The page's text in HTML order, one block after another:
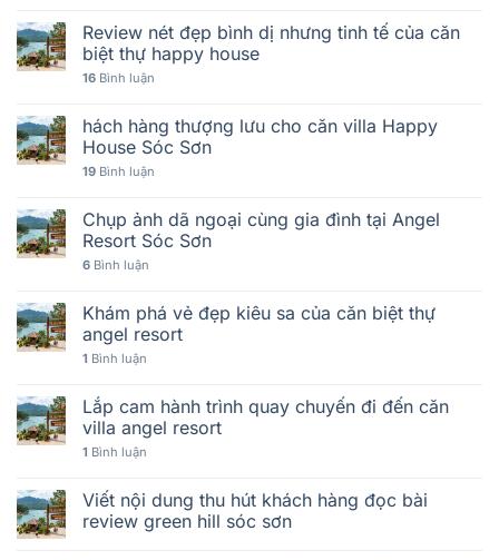
Review nét đẹp bình dị nhưng tinh tế của căn
biệt thự happy house
16 Bình luận
hách hàng thượng lưu cho căn villa Happy
House Sóc Sơn
19 Bình luận
Chụp ảnh dã ngoại cùng gia đình tại Angel
Resort Sóc Sơn
6 Bình luận
Khám phá vẻ đẹp kiêu sa của căn biệt thự
angel resort
1 Bình luận
Lắp cam hành trình quay chuyến đi đến căn
villa angel resort
1 Bình luận
Viết nội dung thu hút khách hàng đọc bài
review green hill sóc sơn